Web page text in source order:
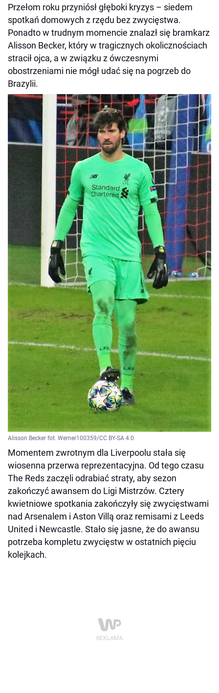
Przełom roku przyniósł głęboki kryzys – siedem
spotkań domowych z rzędu bez zwycięstwa.
Ponadto w trudnym momencie znalazł się bramkarz
Alisson Becker, który w tragicznych okolicznościach
stracił ojca, a w związku z ówczesnymi
obostrzeniami nie mógł udać się na pogrzeb do
Brazylii.
Alisson Becker fot. Werner100359/CC BY-SA 4.0
Momentem zwrotnym dla Liverpoolu stała się
wiosenna przerwa reprezentacyjna. Od tego czasu
The Reds zaczęli odrabiać straty, aby sezon
zakończyć awansem do Ligi Mistrzów. Cztery
kwietniowe spotkania zakończyły się zwycięstwami
nad Arsenalem i Aston Villą oraz remisami z Leeds
United i Newcastle. Stało się jasne, że do awansu
potrzeba kompletu zwycięstw w ostatnich pięciu
kolejkach.